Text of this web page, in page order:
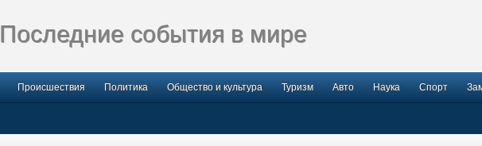
Последние события в мире
Происшествия Политика Общество и культура Туризм Авто Наука Спорт